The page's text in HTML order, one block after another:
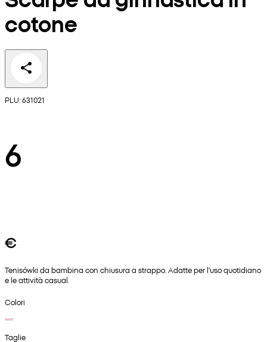
cotone
PLU: 631021
6
€
Tenisówki da bambina con chiusura a strappo. Adatte per l'uso quotidiano
e le attività casual.
Colori
Taglie